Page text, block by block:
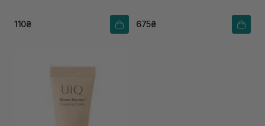
110₴ 675₴